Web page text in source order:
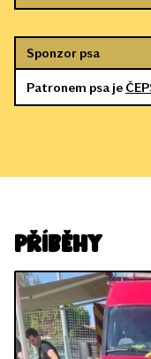
Sponzor psa
Patronem psa je
Příběhy